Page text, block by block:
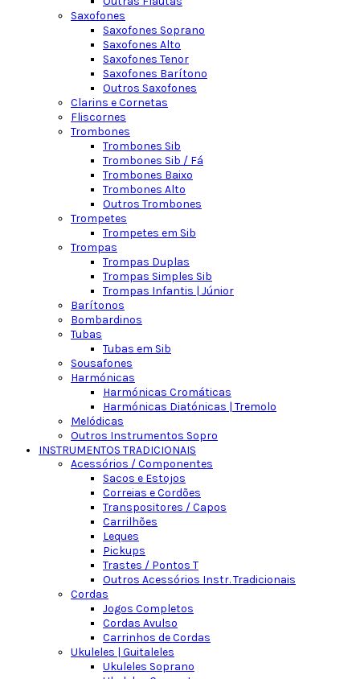
Saxofones
Saxofones Soprano
Saxofones Alto
Saxofones Tenor
Saxofones Barítono
Outros Saxofones
Clarins e Cornetas
Fliscornes
Trombones
Trombones Sib
Trombones Sib / Fá
Trombones Baixo
Trombones Alto
Outros Trombones
Trompetes
Trompetes em Sib
Trompas
Trompas Duplas
Trompas Simples Sib
Trompas Infantis | Júnior
Barítonos
Bombardinos
Tubas
Tubas em Sib
Sousafones
Harmónicas
Harmónicas Cromáticas
Harmónicas Diatónicas | Tremolo
Melódicas
Outros Instrumentos Sopro
INSTRUMENTOS TRADICIONAIS
Acessórios / Componentes
Sacos e Estojos
Correias e Cordões
Transpositores / Capos
Carrilhões
Leques
Pickups
Trastes / Pontos T
Outros Acessórios Instr. Tradicionais
Cordas
Jogos Completos
Cordas Avulso
Carrinhos de Cordas
Ukuleles | Guitaleles
Ukuleles Soprano